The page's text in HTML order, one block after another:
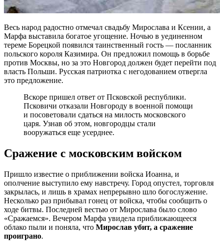
Весь народ радостно отмечал свадьбу Мирослава и Ксении, а
Марфа выставила богатое угощение. Ночью в уединенном
тереме Борецкой появился таинственный гость — посланник
польского короля Казимира. Он предложил помощь в борьбе
против Москвы, но за это Новгород должен будет перейти под
власть Польши. Русская патриотка с негодованием отвергла
это предложение.
Вскоре пришел ответ от Псковской республики.
Псковичи отказали Новгороду в военной помощи
и посоветовали сдаться на милость московского
царя. Узнав об этом, новгородцы стали
вооружаться еще усерднее.
Сражение с московским войском
Пришло известие о приближении войска Иоанна, и
ополчение выступило ему навстречу. Город опустел, торговля
закрылась, и лишь в храмах непрерывно шло богослужение.
Несколько раз прибывал гонец от войска, чтобы сообщить о
ходе битвы. Последней вестью от Мирослава было слово
«Сражаемся». Вечером Марфа увидела приближающееся
облако пыли и поняла, что Мирослав убит, а сражение
проиграно.